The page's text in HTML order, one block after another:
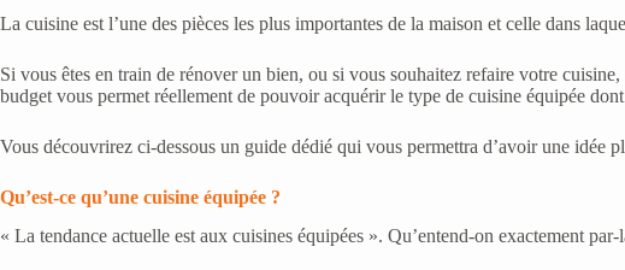
La cuisine est l’une des pièces les plus importantes de la maison et celle dans
Si vous êtes en train de rénover un bien, ou si vous souhaitez refaire votre
budget vous permet réellement de pouvoir acquérir le type de cuisine équipée
Vous découvrirez ci-dessous un guide dédié qui vous permettra d’avoir une idée
Qu’est-ce qu’une cuisine équipée ?
« La tendance actuelle est aux cuisines équipées ». Qu’entend-on exactement